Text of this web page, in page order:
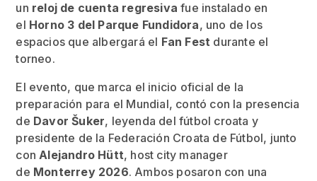
un reloj de cuenta regresiva fue instalado en
el Horno 3 del Parque Fundidora, uno de los
espacios que albergará el Fan Fest durante el
torneo.
El evento, que marca el inicio oficial de la
preparación para el Mundial, contó con la presencia
de Davor Šuker, leyenda del fútbol croata y
presidente de la Federación Croata de Fútbol, junto
conAlejandro Hütt, host city manager
de Monterrey 2026. Ambos posaron con una